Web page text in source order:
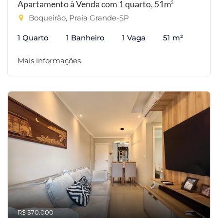
Apartamento à Venda com 1 quarto, 51m²
Boqueirão, Praia Grande-SP
1 Quarto 1 Banheiro 1 Vaga 51 m²
Mais informações
R$ 570.000